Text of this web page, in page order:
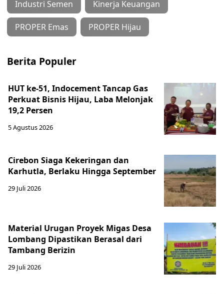
Industri Semen Kinerja Keuangan
PROPER Emas PROPER Hijau
Berita Populer
HUT ke-51, Indocement Tancap Gas
Perkuat Bisnis Hijau, Laba Melonjak
19,2 Persen
5 Agustus 2026
Cirebon Siaga Kekeringan dan
Karhutla, Berlaku Hingga September
29 Juli 2026
Material Urugan Proyek Migas Desa
Lombang Dipastikan Berasal dari
Tambang Berizin
29 Juli 2026